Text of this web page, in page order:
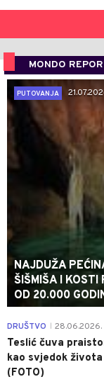
MONDO
PUTOVANJA
NAJDUŽA
ŠIŠMIŠA I KOSTI
OD 20.000
DRUŠTVO 28.06.2026.
Teslić čuva
kao svjedok
(FOTO)